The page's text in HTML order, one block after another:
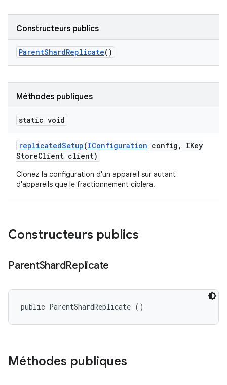
Constructeurs publics
ParentShardReplicate()
Méthodes publiques
static void
replicatedSetup(IConfiguration config ,
IKey
StoreClient client)
Clonez la configuration d'un appareil sur autant
d'appareils que le fractionnement ciblera.
Constructeurs publics
ParentShardReplicate
public ParentShardReplicate ()
Méthodes publiques